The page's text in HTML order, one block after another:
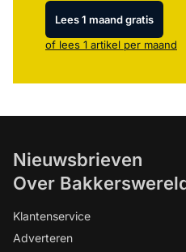
Lees 1 maand gratis
of lees 1 artikel per maand
Nieuwsbrieven
Over
Klantenservice
Adverteren